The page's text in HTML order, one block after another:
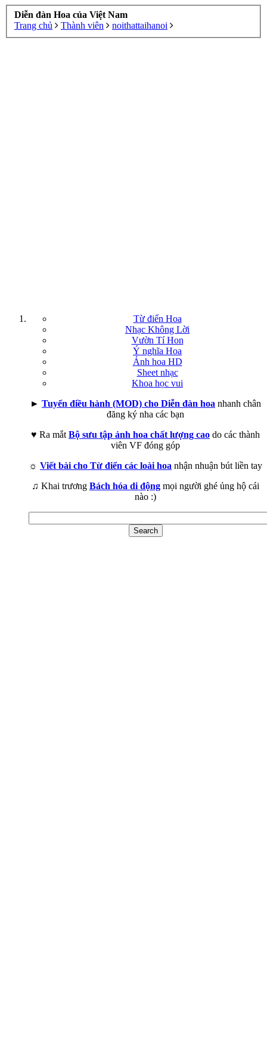
Diễn đàn Hoa của Việt Nam
Trang chủ
Thành viên noithattaihanoi
Từ điển Hoa
Nhạc Không Lời
Vườn Tí Hon
Ý nghĩa Hoa
Ảnh hoa HD
Sheet nhạc
Khoa học vui
► Tuyển điều hành (MOD) cho Diễn đàn hoa nhanh chân
đăng ký nha các bạn
♥ Ra mắt Bộ sưu tập ảnh hoa chất lượng cao do các thành
viên VF đóng góp
☼ Viết bài cho Từ điển các loài hoa nhận nhuận bút liền tay
♫ Khai trương Bách hóa di động mọi người ghé ủng hộ cái
nào :)